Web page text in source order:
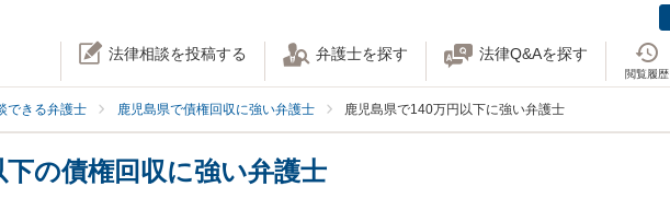
法律相談を投稿する 弁護士を探す 法律Q&Aを探す
閲覧履歴
できる弁護士 鹿児島県で債権回収に強い弁護士 鹿児島県で140万円以下に強い弁護士
の債権回収に強い弁護士